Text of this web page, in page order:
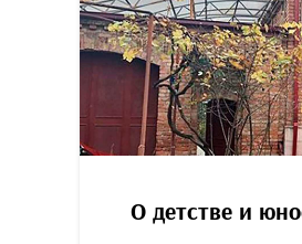
О детстве и